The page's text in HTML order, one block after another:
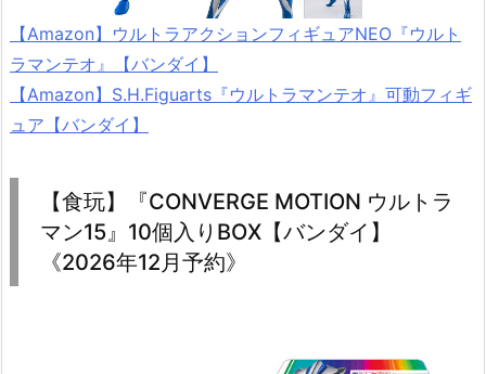
【Amazon】ウルトラアクションフィギュアNEO『ウルト
ラマンテオ』【バンダイ】
【Amazon】S.H.Figuarts『ウルトラマンテオ』可動フィギ
ュア【バンダイ】
【食玩】『CONVERGE MOTION ウルトラ
マン15』10個入りBOX【バンダイ】
《2026年12月予約》